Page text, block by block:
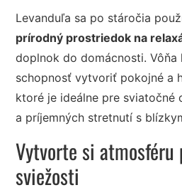
Levanduľa sa po stáročia
prírodný prostriedok na
doplnok do domácnosti. Vôňa
schopnosť vytvoriť pokojné a
ktoré je ideálne pre sviatočné
a príjemných stretnutí s
Vytvorte si atmosféru
sviežosti